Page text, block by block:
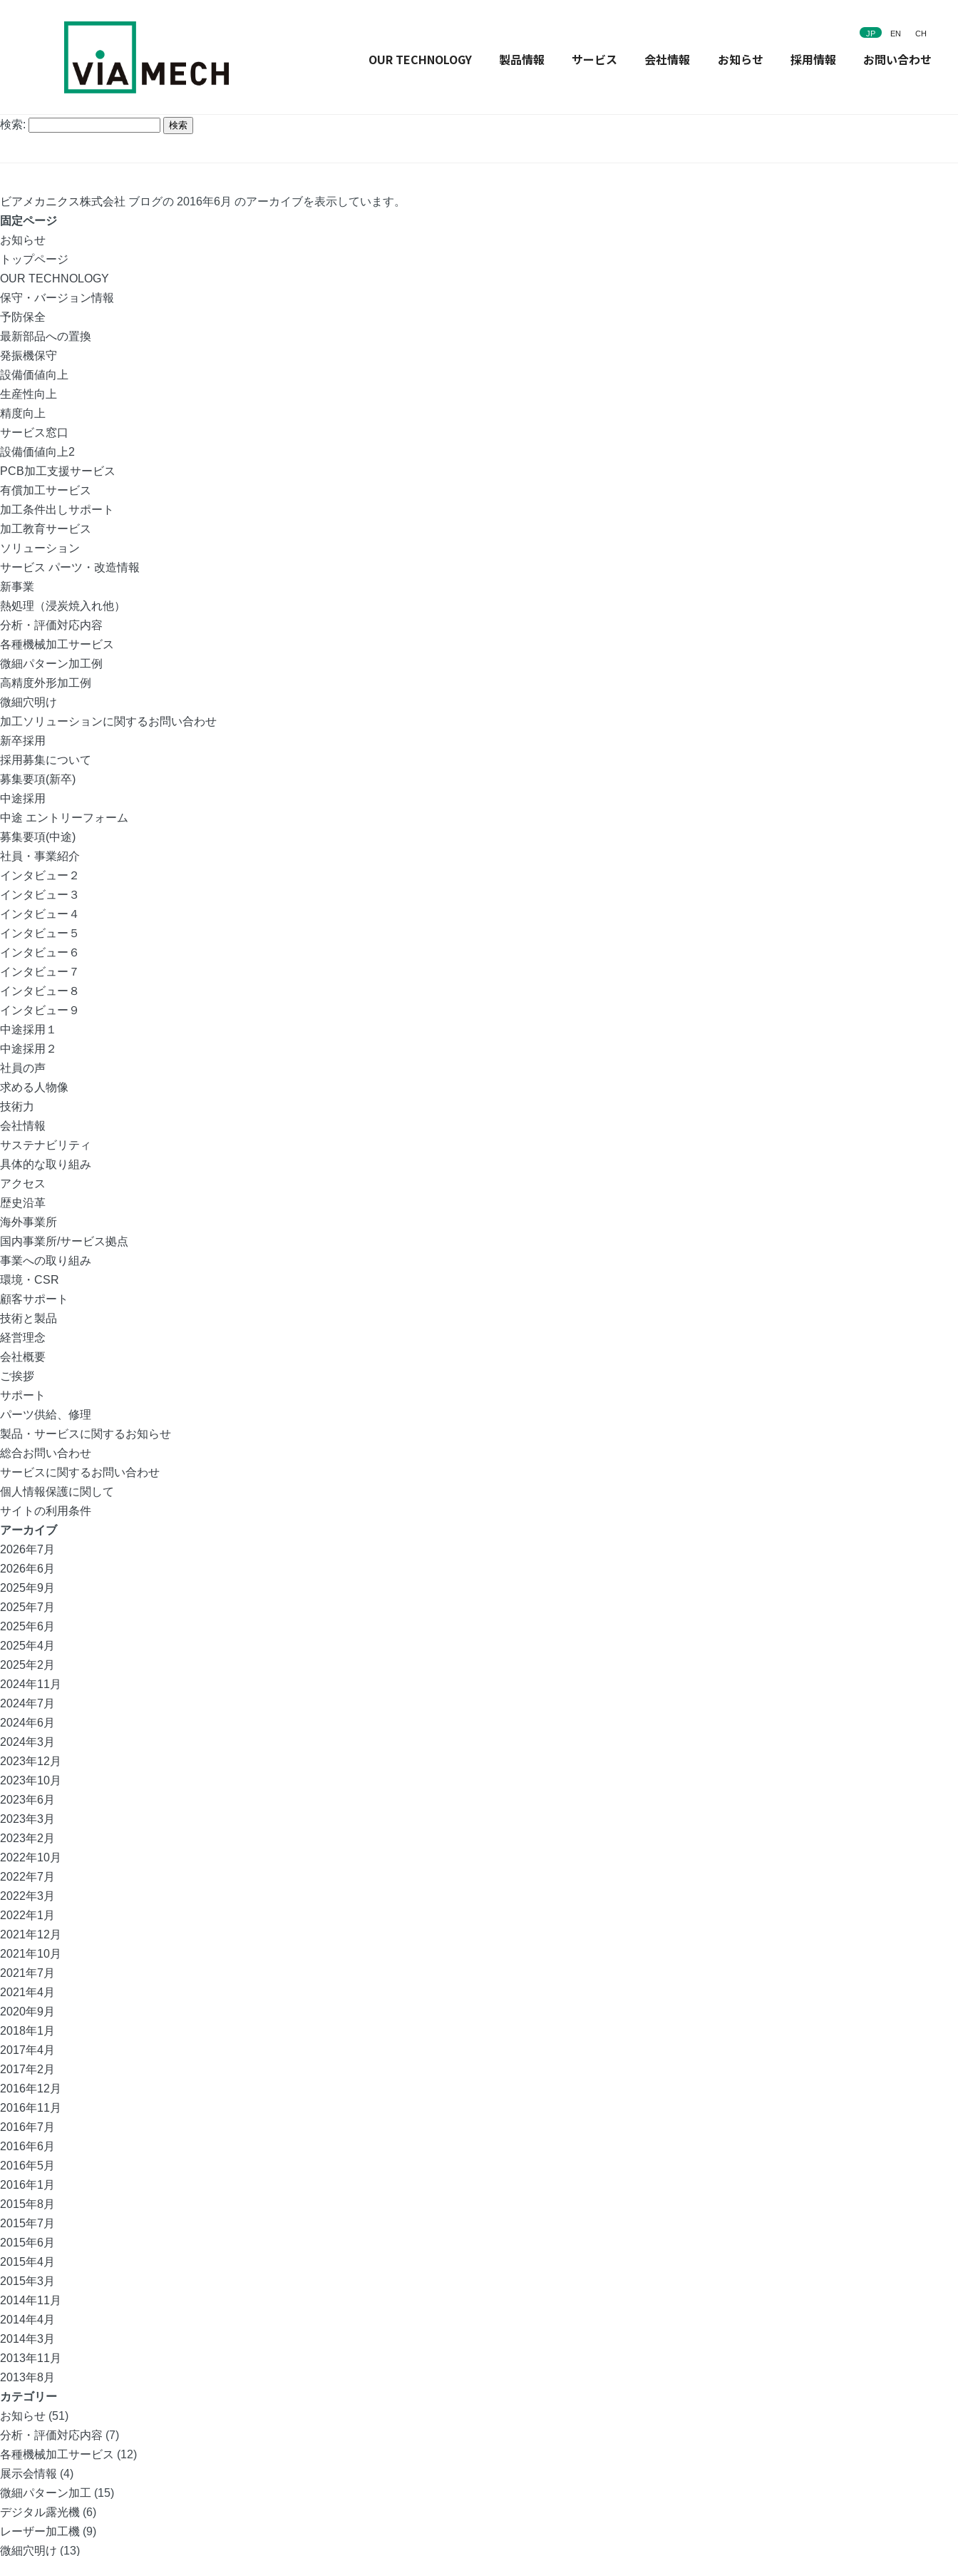
JP EN CH
OUR TECHNOLOGY 製品情報 サービス 会社情報 お知らせ 採用情報 お問い合わせ
検索:
ビアメカニクス株式会社 ブログの 2016年6月 のアーカイブを表示しています。
固定ページ
お知らせ
トップページ
OUR TECHNOLOGY
保守・バージョン情報
予防保全
最新部品への置換
発振機保守
設備価値向上
生産性向上
精度向上
サービス窓口
設備価値向上2
PCB加工支援サービス
有償加工サービス
加工条件出しサポート
加工教育サービス
ソリューション
サービス パーツ・改造情報
新事業
熱処理（浸炭焼入れ他）
分析・評価対応内容
各種機械加工サービス
微細パターン加工例
高精度外形加工例
微細穴明け
加工ソリューションに関するお問い合わせ
新卒採用
採用募集について
募集要項(新卒)
中途採用
中途 エントリーフォーム
募集要項(中途)
社員・事業紹介
インタビュー２
インタビュー３
インタビュー４
インタビュー５
インタビュー６
インタビュー７
インタビュー８
インタビュー９
中途採用１
中途採用２
社員の声
求める人物像
技術力
会社情報
サステナビリティ
具体的な取り組み
アクセス
歴史沿革
海外事業所
国内事業所/サービス拠点
事業への取り組み
環境・CSR
顧客サポート
技術と製品
経営理念
会社概要
ご挨拶
サポート
パーツ供給、修理
製品・サービスに関するお知らせ
総合お問い合わせ
サービスに関するお問い合わせ
個人情報保護に関して
サイトの利用条件
アーカイブ
2026年7月
2026年6月
2025年9月
2025年7月
2025年6月
2025年4月
2025年2月
2024年11月
2024年7月
2024年6月
2024年3月
2023年12月
2023年10月
2023年6月
2023年3月
2023年2月
2022年10月
2022年7月
2022年3月
2022年1月
2021年12月
2021年10月
2021年7月
2021年4月
2020年9月
2018年1月
2017年4月
2017年2月
2016年12月
2016年11月
2016年7月
2016年6月
2016年5月
2016年1月
2015年8月
2015年7月
2015年6月
2015年4月
2015年3月
2014年11月
2014年4月
2014年3月
2013年11月
2013年8月
カテゴリー
お知らせ (51)
分析・評価対応内容 (7)
各種機械加工サービス (12)
展示会情報 (4)
微細パターン加工 (15)
デジタル露光機 (6)
レーザー加工機 (9)
微細穴明け (13)